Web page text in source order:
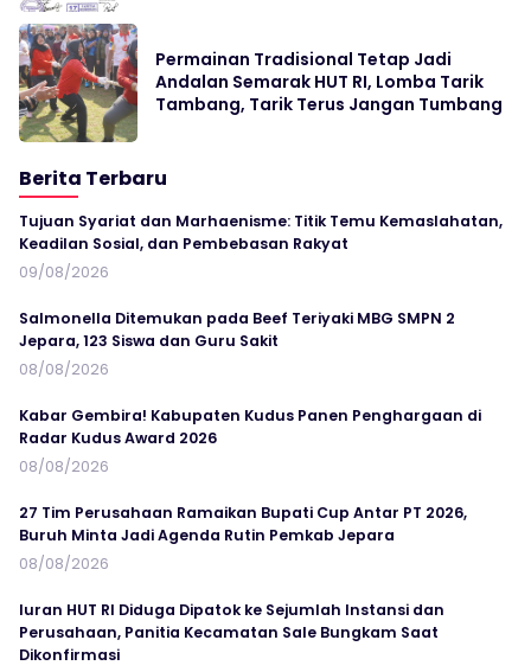
Permainan Tradisional Tetap Jadi
Andalan Semarak HUT RI, Lomba Tarik
Tambang, Tarik Terus Jangan Tumbang
Berita Terbaru
Tujuan Syariat dan Marhaenisme: Titik Temu Kemaslahatan,
Keadilan Sosial, dan Pembebasan Rakyat
09/08/2026
Salmonella Ditemukan pada Beef Teriyaki MBG SMPN 2
Jepara, 123 Siswa dan Guru Sakit
08/08/2026
Kabar Gembira! Kabupaten Kudus Panen Penghargaan di
Radar Kudus Award 2026
08/08/2026
27 Tim Perusahaan Ramaikan Bupati Cup Antar PT 2026,
Buruh Minta Jadi Agenda Rutin Pemkab Jepara
08/08/2026
Iuran HUT RI Diduga Dipatok ke Sejumlah Instansi dan
Perusahaan, Panitia Kecamatan Sale Bungkam Saat
Dikonfirmasi